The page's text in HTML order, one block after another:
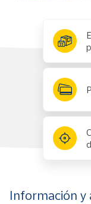
Información y